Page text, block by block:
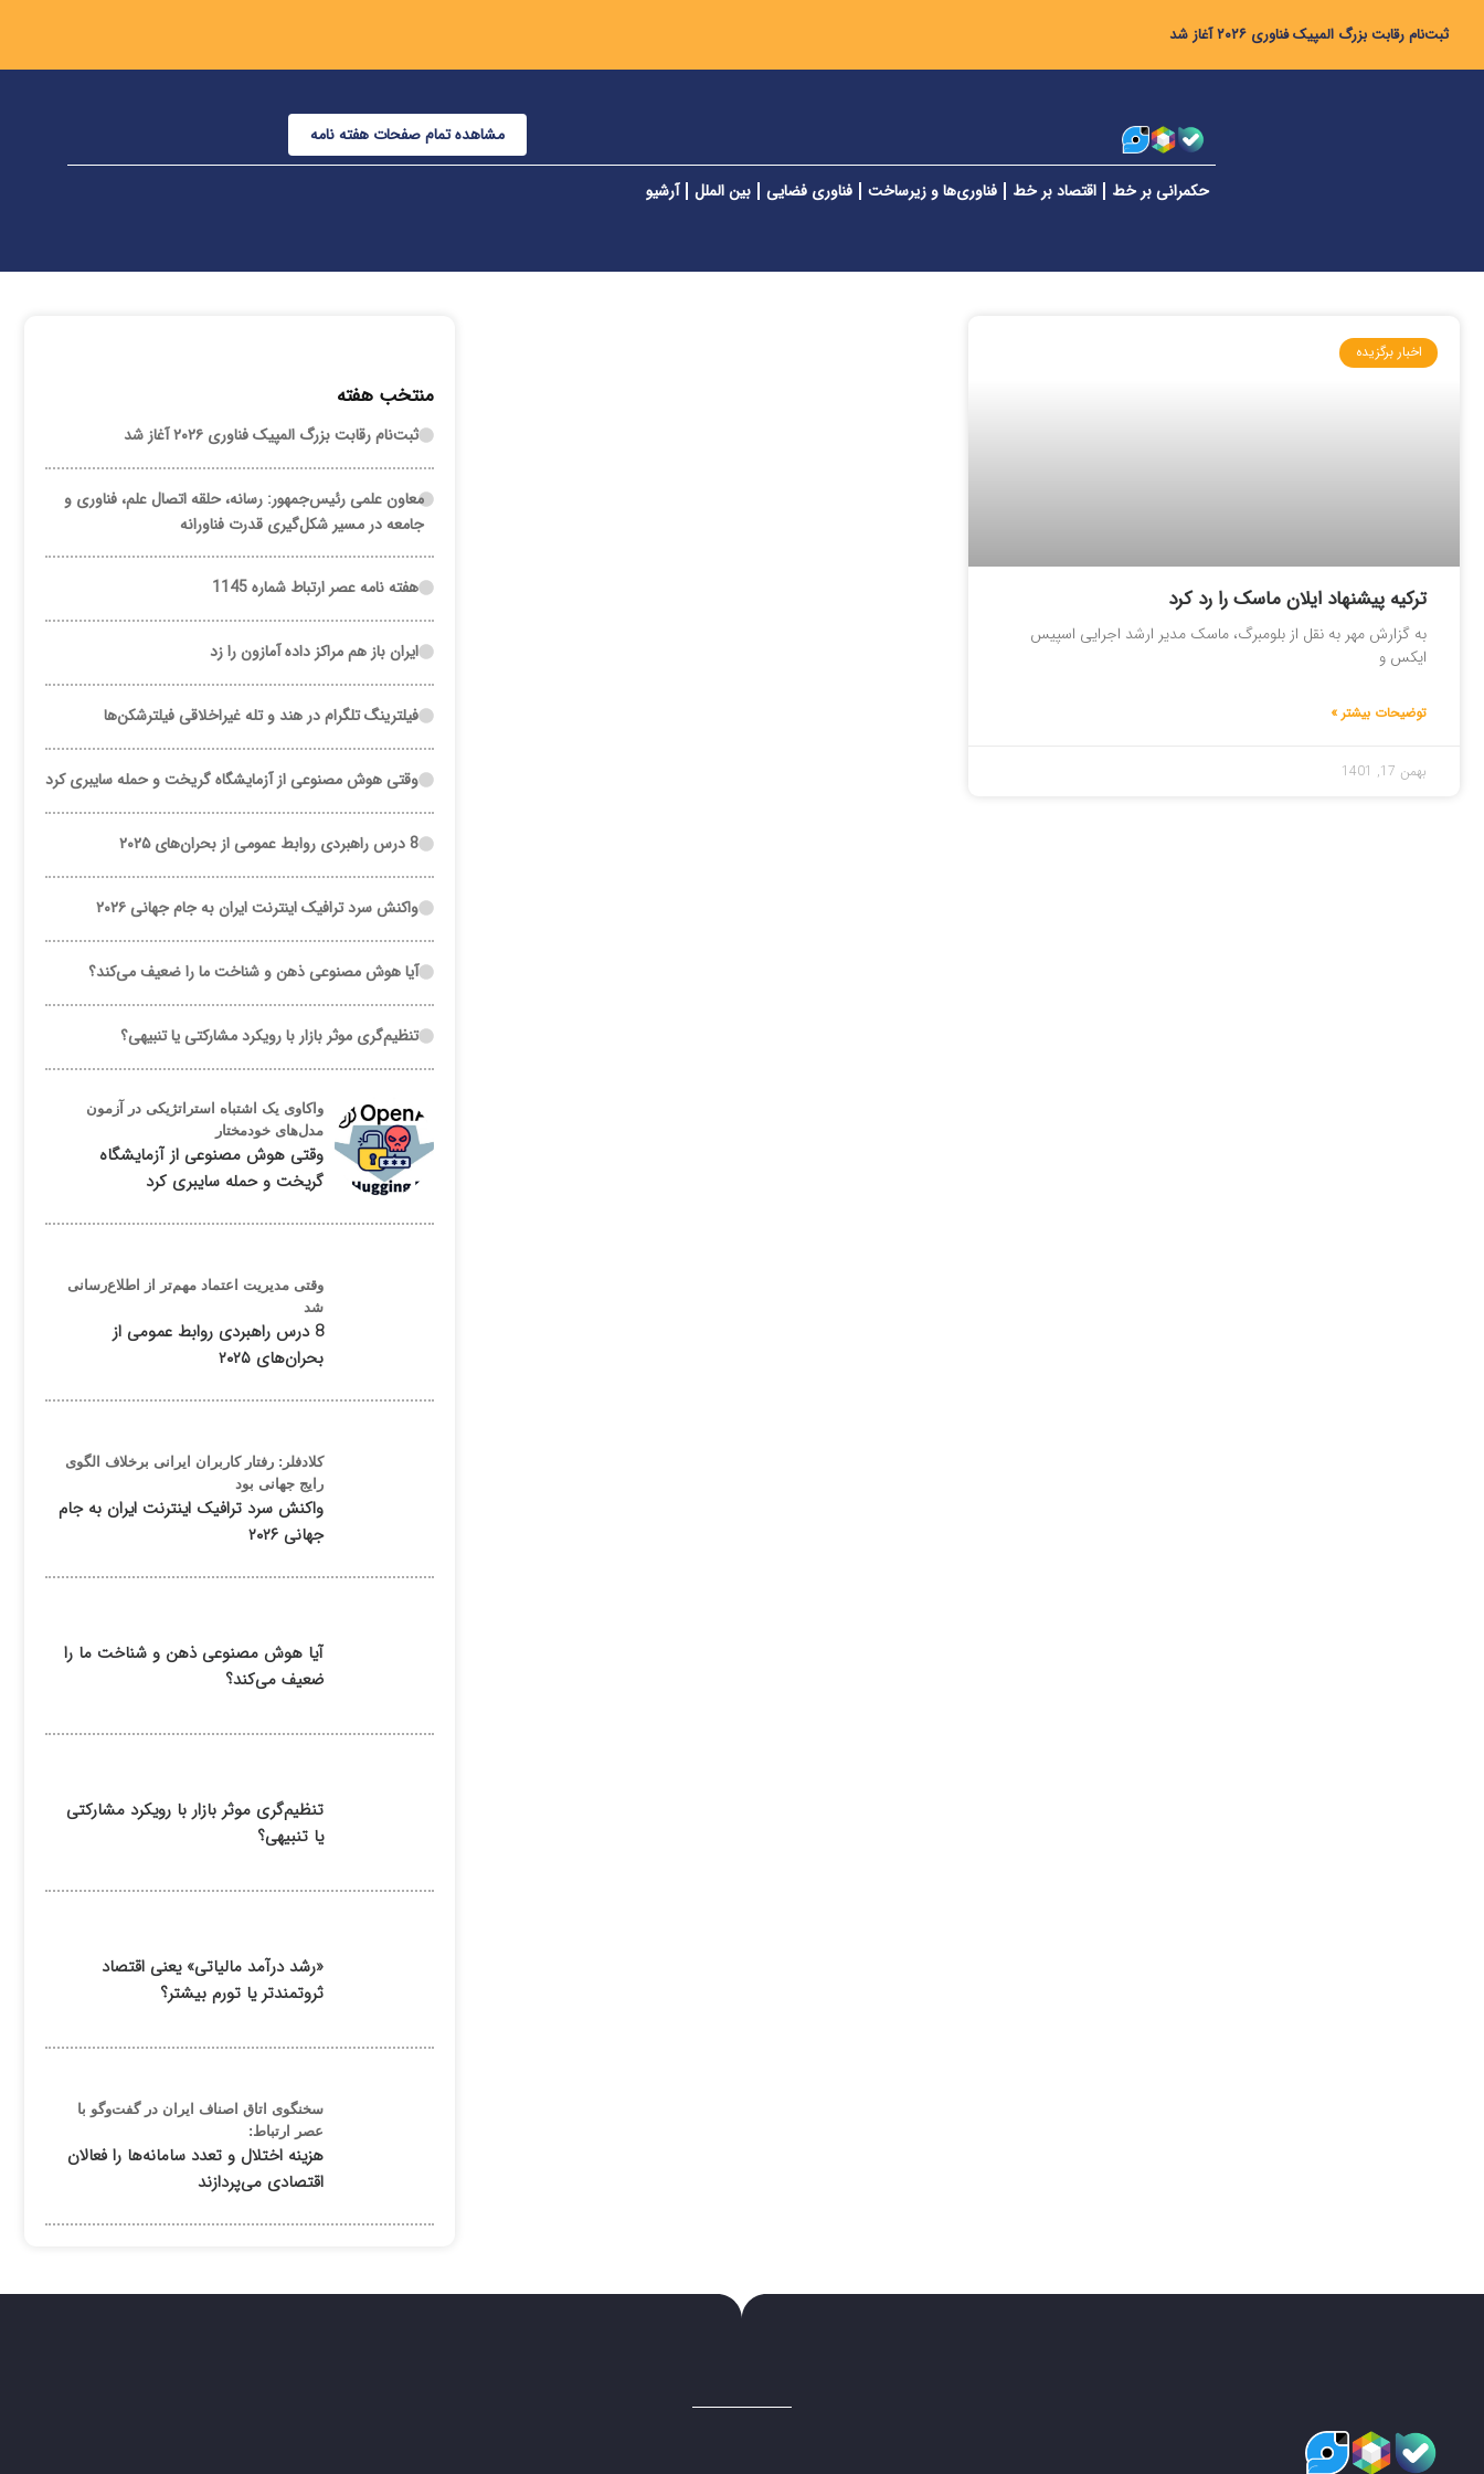
ثبت‌نام رقابت بزرگ المپیک فناوری ۲۰۲۶ آغاز شد
مشاهده تمام صفحات هفته نامه
حکمرانی بر خط اقتصاد بر خط فناوری‌ها و زیرساخت فناوری فضایی بین الملل آرشیو
اخبار برگزیده
ترکیه پیشنهاد ایلان ماسک را رد کرد
به گزارش مهر به نقل از بلومبرگ، ماسک مدیر ارشد اجرایی اسپیس
ایکس و
توضیحات بیشتر »
بهمن 17, 1401
منتخب هفته
ثبت‌نام رقابت بزرگ المپیک فناوری ۲۰۲۶ آغاز شد
معاون علمی رئیس‌جمهور: رسانه، حلقه اتصال علم، فناوری و
جامعه در مسیر شکل‌گیری قدرت فناورانه
هفته نامه عصر ارتباط شماره 1145
ایران باز هم مراکز داده آمازون را زد
فیلترینگ تلگرام در هند و تله غیراخلاقی فیلترشکن‌ها
وقتی هوش مصنوعی از آزمایشگاه گریخت و حمله سایبری کرد
8 درس راهبردی روابط عمومی از بحران‌های ۲۰۲۵
واکنش سرد ترافیک اینترنت ایران به جام جهانی ۲۰۲۶
آیا هوش مصنوعی ذهن و شناخت ما را ضعیف می‌کند؟
تنظیم‌گری موثر بازار با رویکرد مشارکتی یا تنبیهی؟
واکاوی یک اشتباه استراتژیکی در آزمون
مدل‌های خودمختار
وقتی هوش مصنوعی از آزمایشگاه
گریخت و حمله سایبری کرد
وقتی مدیریت اعتماد مهم‌تر از اطلاع‌رسانی
شد
8 درس راهبردی روابط عمومی از
بحران‌های ۲۰۲۵
کلادفلر: رفتار کاربران ایرانی برخلاف الگوی
رایج جهانی بود
واکنش سرد ترافیک اینترنت ایران به جام
جهانی ۲۰۲۶
آیا هوش مصنوعی ذهن و شناخت ما را
ضعیف می‌کند؟
تنظیم‌گری موثر بازار با رویکرد مشارکتی
یا تنبیهی؟
«رشد درآمد مالیاتی» یعنی اقتصاد
ثروتمندتر یا تورم بیشتر؟
سخنگوی اتاق اصناف ایران در گفت‌وگو با
عصر ارتباط:
هزینه اختلال و تعدد سامانه‌ها را فعالان
اقتصادی می‌پردازند